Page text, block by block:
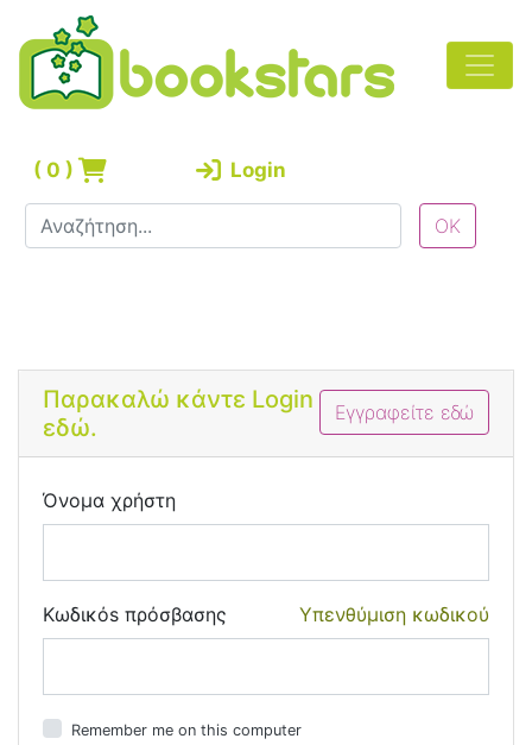
( 0 ) Login
Εγγραφείτε εδώ
Παρακαλώ κάντε Login
εδώ.
Όνομα χρήστη
Υπενθύμιση κωδικού
Κωδικόs πρόσβασης
Remember me on this computer